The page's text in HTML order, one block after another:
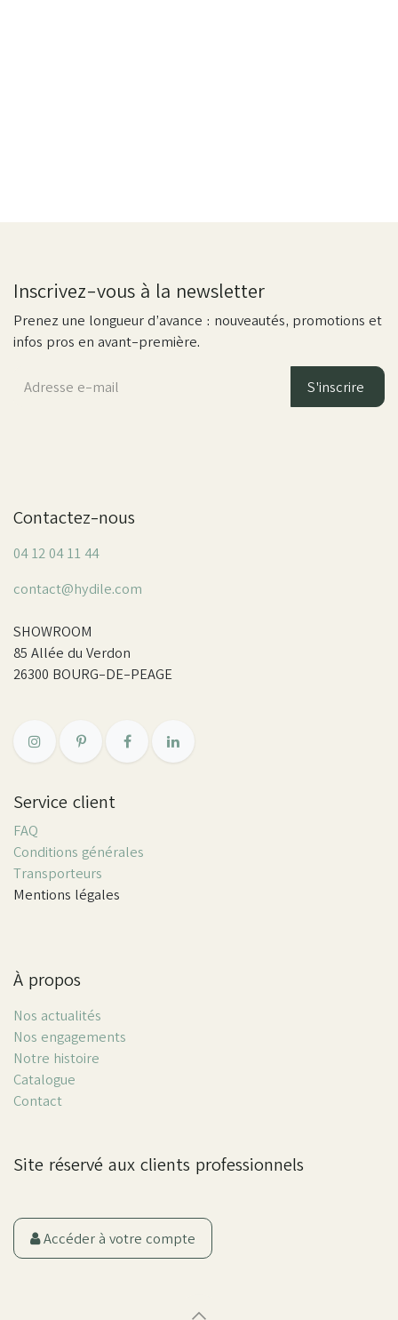
Inscrivez-vous à la newsletter
Prenez une longueur d’avance : nouveautés, promotions et
infos pros en avant-première.
S'inscrire
Contactez-nous
04 12 04 11 44
contact@hydile.com
SHOWROOM
85 Allée du Verdon
26300 BOURG-DE-PEAGE
Service client
FAQ
Conditions générales
Transporteurs
Mentions légales
À propos
Nos actualités
Nos engagements
Notre histoire
Catalogue
Contact
Site réservé aux clients professionnels
Accéder à votre compte